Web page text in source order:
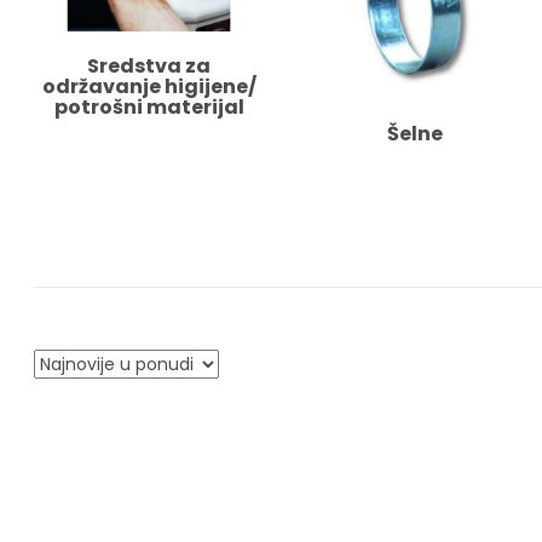
Sredstva za
održavanje higijene/
potrošni materijal
Šelne